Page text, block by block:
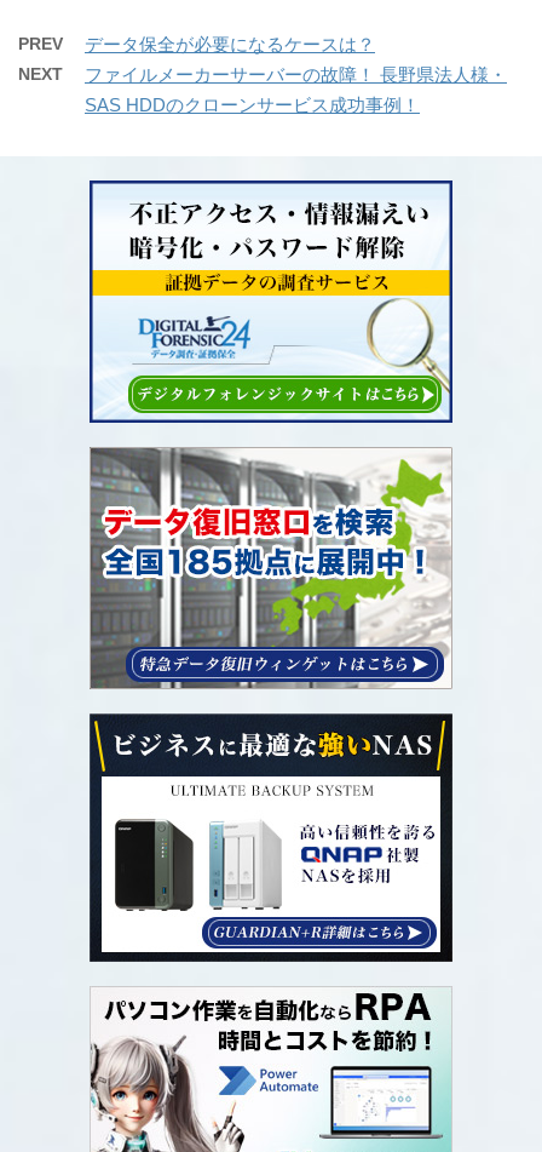
PREV データ保全が必要になるケースは？
NEXT
ファイルメーカーサーバーの故障！ 長野県法人様・
SAS HDDのクローンサービス成功事例！